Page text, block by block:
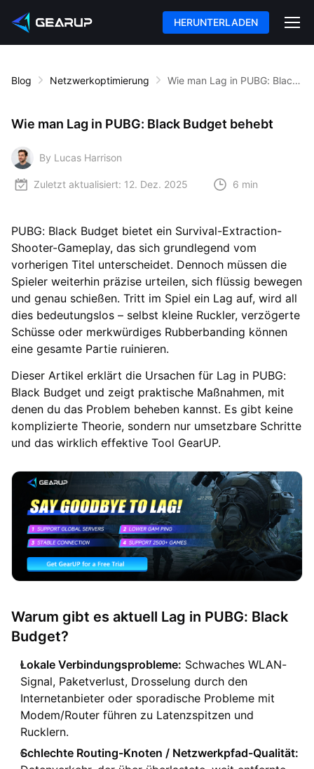
HERUNTERLADEN
Blog Netzwerkoptimierung Wie man Lag in PUBG: Black Budget behebt
Wie man Lag in PUBG: Black Budget behebt
By Lucas Harrison
Zuletzt aktualisiert: 12. Dez. 2025 6 min
PUBG: Black Budget bietet ein Survival-Extraction-
Shooter-Gameplay, das sich grundlegend vom
vorherigen Titel unterscheidet. Dennoch müssen die
Spieler weiterhin präzise urteilen, sich flüssig bewegen
und genau schießen. Tritt im Spiel ein Lag auf, wird all
dies bedeutungslos – selbst kleine Ruckler, verzögerte
Schüsse oder merkwürdiges Rubberbanding können
eine gesamte Partie ruinieren.
Dieser Artikel erklärt die Ursachen für Lag in PUBG:
Black Budget und zeigt praktische Maßnahmen, mit
denen du das Problem beheben kannst. Es gibt keine
komplizierte Theorie, sondern nur umsetzbare Schritte
und das wirklich effektive Tool GearUP.
Warum gibt es aktuell Lag in PUBG: Black
Budget?
Lokale Verbindungsprobleme: Schwaches WLAN-
Signal, Paketverlust, Drosselung durch den
Internetanbieter oder sporadische Probleme mit
Modem/Router führen zu Latenzspitzen und
Rucklern.
Schlechte Routing-Knoten / Netzwerkpfad-Qualität: